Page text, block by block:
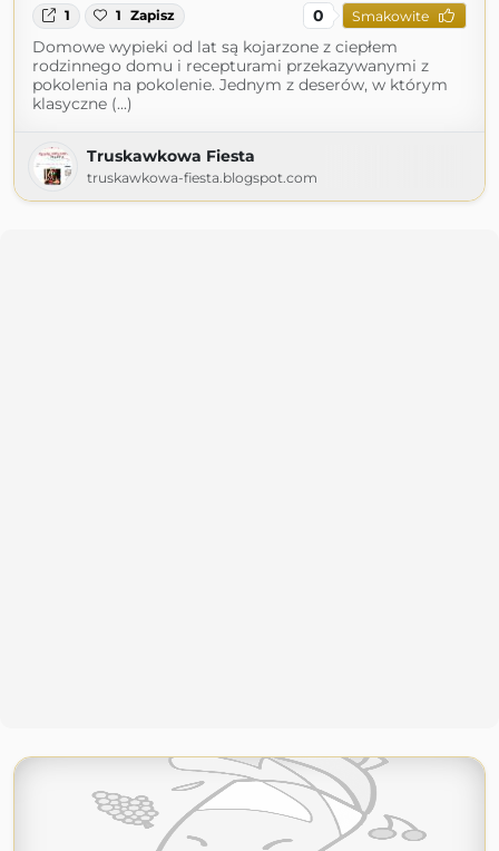
1 1 Zapisz 0 Smakowite
Domowe wypieki od lat są kojarzone z ciepłem
rodzinnego domu i recepturami przekazywanymi z
pokolenia na pokolenie. Jednym z deserów, w którym
klasyczne (...)
Truskawkowa Fiesta
truskawkowa-fiesta.blogspot.com